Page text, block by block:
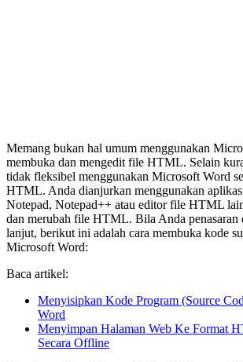
Memang bukan hal umum menggunakan
membuka dan mengedit file HTML. Selain
tidak fleksibel menggunakan Microsoft Word
HTML. Anda dianjurkan menggunakan
Notepad, Notepad++ atau editor file HTML
dan merubah file HTML. Bila Anda penasaran
lanjut, berikut ini adalah cara membuka kode
Microsoft Word:
Baca artikel:
Menyisipkan Kode Program (Source
Word
Menyimpan Halaman Web Ke Format
Secara Offline